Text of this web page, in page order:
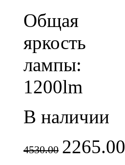
Общая
яркость
лампы:
1200lm
В наличии
4530.00 2265.00